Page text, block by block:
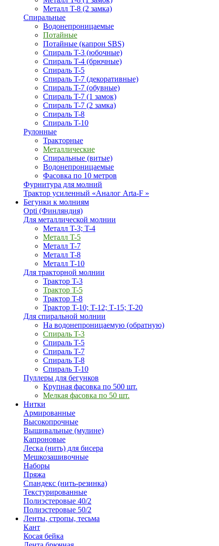
Металл T-8 (2 замка)
Спиральные
Водонепроницаемые
Потайные
Потайные (капрон SBS)
Спираль T-3 (юбочные)
Спираль T-4 (брючные)
Спираль T-5
Спираль T-7 (декоративные)
Спираль T-7 (обувные)
Спираль T-7 (1 замок)
Спираль T-7 (2 замка)
Спираль T-8
Спираль T-10
Рулонные
Тракторные
Металлические
Спиральные (витые)
Водонепроницаемые
Фасовка по 10 метров
Фурнитура для молний
Трактор усиленный «Аналог Arta-F »
Бегунки к молниям
Opti (Финляндия)
Для металлической молнии
Металл T-3; T-4
Металл T-5
Металл T-7
Металл T-8
Металл T-10
Для тракторной молнии
Трактор T-3
Трактор T-5
Трактор T-8
Трактор T-10; T-12; Т-15; T-20
Для спиральной молнии
На водонепроницаемую (обратную)
Спираль T-3
Спираль T-5
Спираль T-7
Спираль T-8
Спираль T-10
Пуллеры для бегунков
Крупная фасовка по 500 шт.
Мелкая фасовка по 50 шт.
Нитки
Армированные
Высокопрочные
Вышивальные (мулине)
Капроновые
Леска (нить) для бисера
Мешкозашивочные
Наборы
Пряжа
Спандекс (нить-резинка)
Текстурированные
Полиэстеровые 40/2
Полиэстеровые 50/2
Ленты, стропы, тесьма
Кант
Косая бейка